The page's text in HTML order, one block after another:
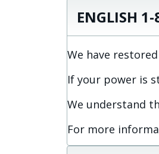
ENGLISH
We have
If your power is
We understand
For more